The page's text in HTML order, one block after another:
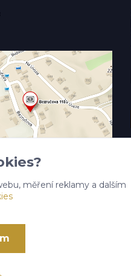
měření reklamy a dalším